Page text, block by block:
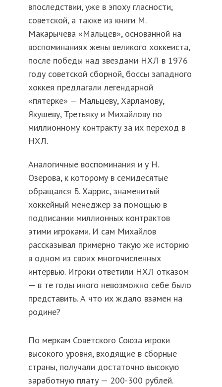
впоследствии, уже в эпоху гласности,
советской, а также из книги М.
Макарычева «Мальцев», основанной на
воспоминаниях жены великого хоккеиста,
после победы над звездами НХЛ в 1976
году советской сборной, боссы западного
хоккея предлагали легендарной
«пятерке» — Мальцеву, Харламову,
Якушеву, Третьяку и Михайлову по
миллионному контракту за их переход в
НХЛ.
Аналогичные воспоминания и у Н.
Озерова, к которому в семидесятые
обращался Б. Харрис, знаменитый
хоккейный менеджер за помощью в
подписании миллионных контрактов
этими игроками. И сам Михайлов
рассказывал примерно такую же историю
в одном из своих многочисленных
интервью. Игроки ответили НХЛ отказом
— в те годы иного невозможно себе было
представить. А что их ждало взамен на
родине?
По меркам Советского Союза игроки
высокого уровня, входящие в сборные
страны, получали достаточно высокую
заработную плату — 200-300 рублей.